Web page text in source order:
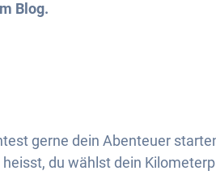
Blog.
gerne dein Abenteuer
heisst, du wählst dein